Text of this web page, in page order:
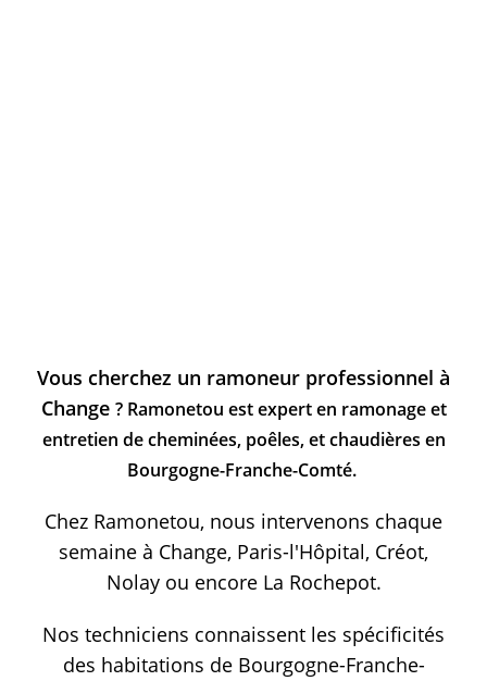
Vous cherchez un ramoneur professionnel à
Change ? Ramonetou est expert en ramonage et
entretien de cheminées, poêles, et chaudières en
Bourgogne-Franche-Comté.
Chez Ramonetou, nous intervenons chaque
semaine à Change, Paris-l'Hôpital, Créot,
Nolay ou encore La Rochepot.
Nos techniciens connaissent les spécificités
des habitations de Bourgogne-Franche-